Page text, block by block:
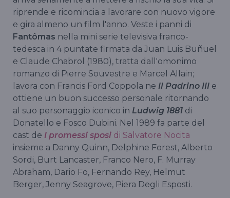
riprende e ricomincia a lavorare con nuovo vigore
e gira almeno un film l'anno. Veste i panni di
Fantômas nella mini serie televisiva franco-
tedesca in 4 puntate firmata da Juan Luis Buñuel
e Claude Chabrol (1980), tratta dall'omonimo
romanzo di Pierre Souvestre e Marcel Allain;
lavora con Francis Ford Coppola ne Il Padrino III e
ottiene un buon successo personale ritornando
al suo personaggio iconico in Ludwig 1881 di
Donatello e Fosco Dubini. Nel 1989 fa parte del
cast de I promessi sposi di Salvatore Nocita
insieme a Danny Quinn, Delphine Forest, Alberto
Sordi, Burt Lancaster, Franco Nero, F. Murray
Abraham, Dario Fo, Fernando Rey, Helmut
Berger, Jenny Seagrove, Piera Degli Esposti.